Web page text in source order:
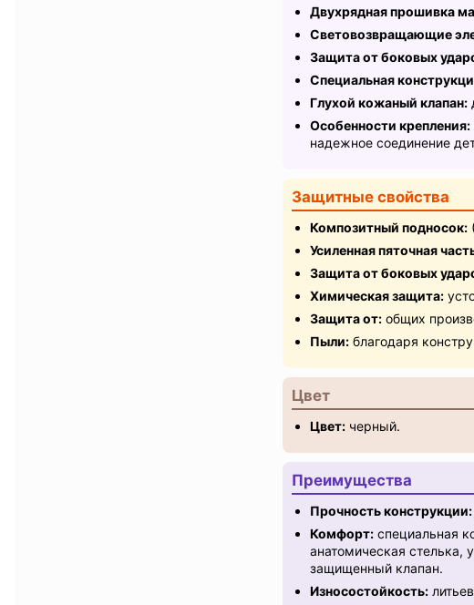
Двухрядная прошивка
Световозвращающие
Защита от боковых
Специальная
Глухой кожаный клапан:
Особенности крепления:
надежное соединение
Защитные свойства
Композитный подносок:
Усиленная пяточная
Защита от боковых
Химическая защита:
Защита от:общих
Пыли:благодаря
Цвет
Цвет:черный.
Преимущества
Прочность конструкции:
Комфорт:специальная
анатомическая стелька,
защищенный клапан.
Износостойкость: